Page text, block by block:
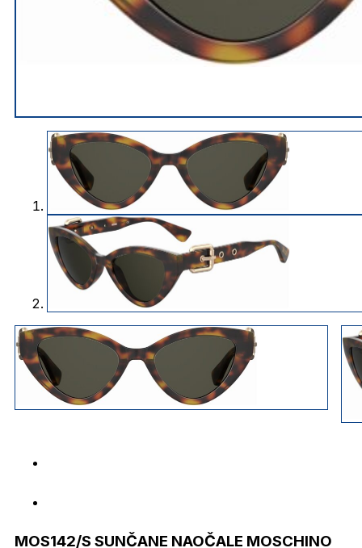
MOS142/S SUNČANE NAOČALE MOSCHINO